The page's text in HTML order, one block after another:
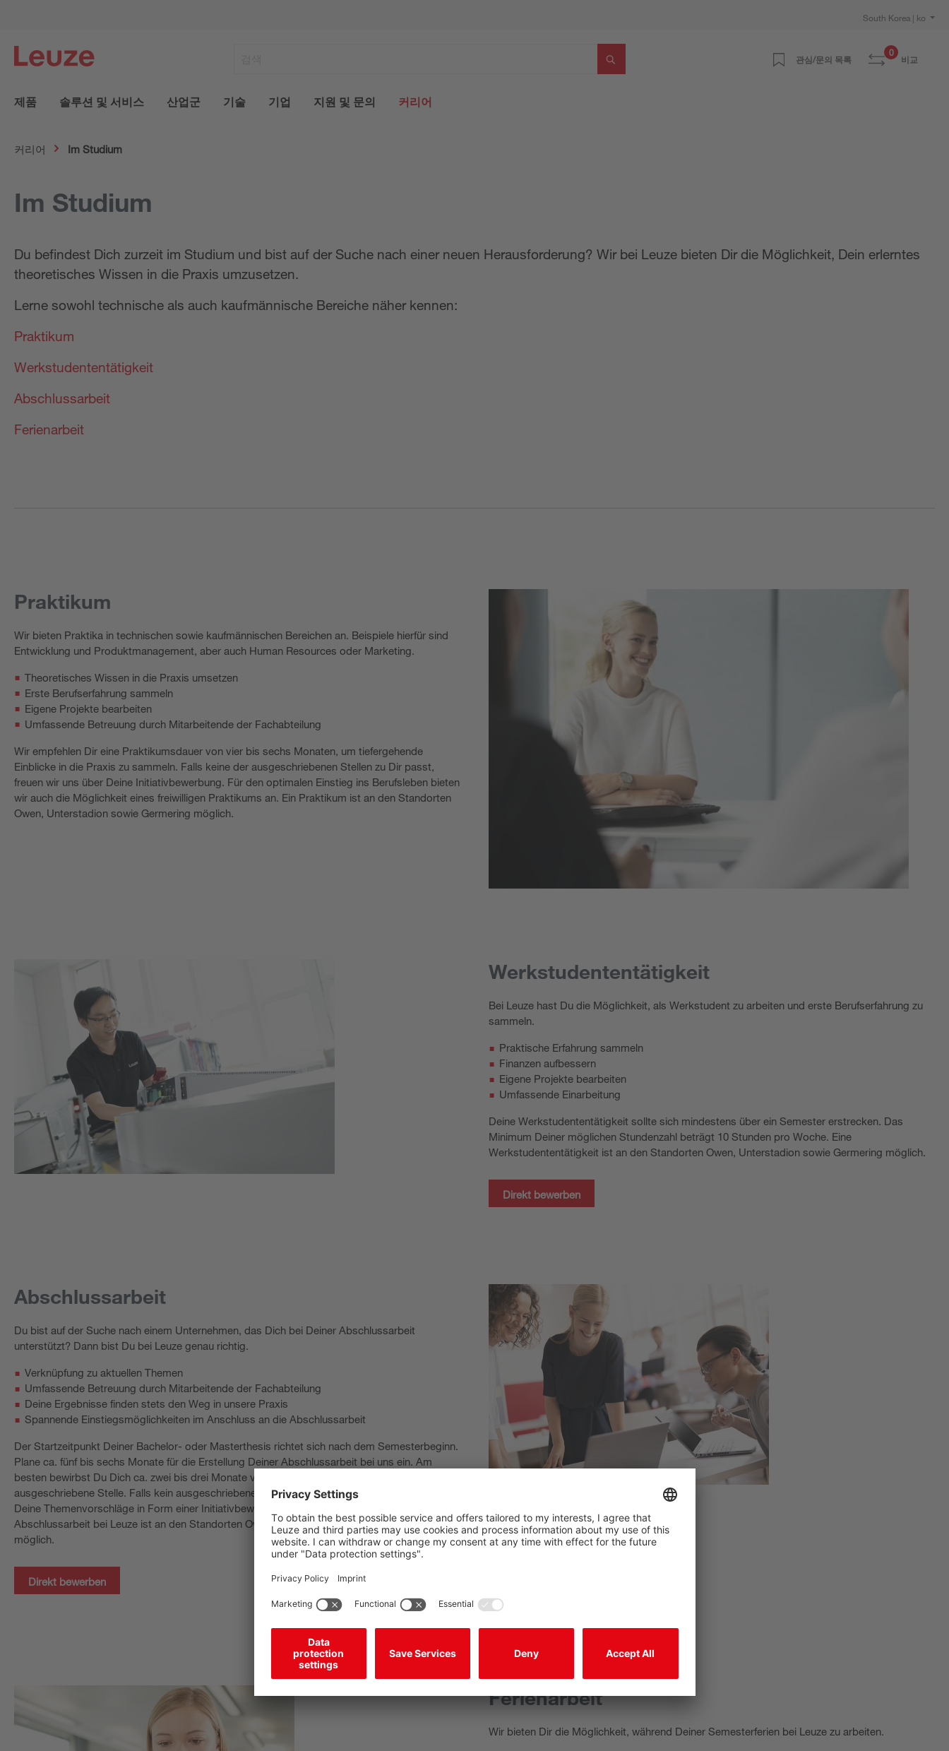
South Korea | ko
관심/문의 목록
0
비교
제품 솔루션 및 서비스 산업군 기술 기업 지원 및 문의 커리어
커리어 Im Studium
Im Studium
Du befindest Dich zurzeit im Studium und bist auf der Suche nach einer neuen Herausforderung? Wir bei Leuze bieten Dir die Möglichkeit, Dein erlerntes
theoretisches Wissen in die Praxis umzusetzen.
Lerne sowohl technische als auch kaufmännische Bereiche näher kennen:
Praktikum
Werkstudententätigkeit
Abschlussarbeit
Ferienarbeit
Praktikum
Wir bieten Praktika in technischen sowie kaufmännischen Bereichen an. Beispiele hierfür sind
Entwicklung und Produktmanagement, aber auch Human Resources oder Marketing.
Theoretisches Wissen in die Praxis umsetzen
Erste Berufserfahrung sammeln
Eigene Projekte bearbeiten
Umfassende Betreuung durch Mitarbeitende der Fachabteilung
Wir empfehlen Dir eine Praktikumsdauer von vier bis sechs Monaten, um tiefergehende
Einblicke in die Praxis zu sammeln. Falls keine der ausgeschriebenen Stellen zu Dir passt,
freuen wir uns über Deine Initiativbewerbung. Für den optimalen Einstieg ins Berufsleben bieten
wir auch die Möglichkeit eines freiwilligen Praktikums an. Ein Praktikum ist an den Standorten
Owen, Unterstadion sowie Germering möglich.
Werkstudententätigkeit
Bei Leuze hast Du die Möglichkeit, als Werkstudent zu arbeiten und erste Berufserfahrung zu
sammeln.
Praktische Erfahrung sammeln
Finanzen aufbessern
Eigene Projekte bearbeiten
Umfassende Einarbeitung
Deine Werkstudententätigkeit sollte sich mindestens über ein Semester erstrecken. Das
Minimum Deiner möglichen Stundenzahl beträgt 10 Stunden pro Woche. Eine
Werkstudententätigkeit ist an den Standorten Owen, Unterstadion sowie Germering möglich.
Direkt bewerben
Abschlussarbeit
Du bist auf der Suche nach einem Unternehmen, das Dich bei Deiner Abschlussarbeit
unterstützt? Dann bist Du bei Leuze genau richtig.
Verknüpfung zu aktuellen Themen
Umfassende Betreuung durch Mitarbeitende der Fachabteilung
Deine Ergebnisse finden stets den Weg in unsere Praxis
Spannende Einstiegsmöglichkeiten im Anschluss an die Abschlussarbeit
Der Startzeitpunkt Deiner Bachelor- oder Masterthesis richtet sich nach dem Semesterbeginn.
Plane ca. fünf bis sechs Monate für die Erstellung Deiner Abschlussarbeit bei uns ein. Am
besten bewirbst Du Dich ca. zwei bis drei Monate vor Beginn Deiner Abschlussarbeit für eine
ausgeschriebene Stelle. Falls kein ausgeschriebenes Thema zu Dir passt, freuen wir uns über
Deine Themenvorschläge in Form einer Initiativbewerbung. Das Schreiben deiner
Abschlussarbeit bei Leuze ist an den Standorten Owen, Unterstadion sowie Germering
möglich.
Direkt bewerben
Ferienarbeit
Wir bieten Dir die Möglichkeit, während Deiner Semesterferien bei Leuze zu arbeiten.